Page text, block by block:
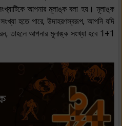
আপনার মূলাঙ্ক বলা হয়। মূলাঙ্ক
হতে পারে, উদাহরণস্বরূপ, আপনি যদি
তাহলে আপনার মূলাঙ্ক সংখ্যা হবে 1+1